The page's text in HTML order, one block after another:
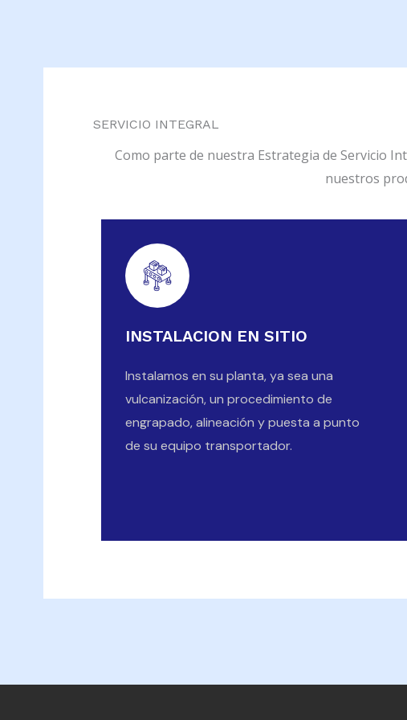
SERVICIO INTEGRAL
Como parte de nuestra Estrategia de Servicio
nuestros
INSTALACION EN SITIO
Instalamos en su planta, ya sea una
vulcanización, un procedimiento de
engrapado, alineación y puesta a punto
de su equipo transportador.